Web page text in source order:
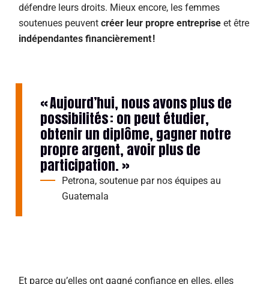
défendre leurs droits. Mieux encore, les femmes
soutenues peuvent créer leur propre entreprise et être
indépendantes financièrement !
« Aujourd’hui, nous avons plus de
possibilités : on peut étudier,
obtenir un diplôme, gagner notre
propre argent, avoir plus de
participation. »
Petrona, soutenue par nos équipes au
Guatemala
Et parce qu’elles ont gagné confiance en elles, elles